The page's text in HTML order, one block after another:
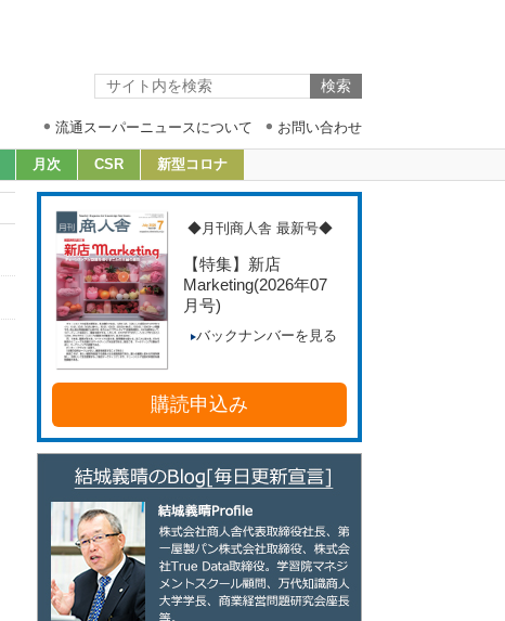
流通スーパーニュースについて お問い合わせ
月次 CSR 新型コロナ
◆月刊商人舎 最新号◆
【特集】新店
Marketing(2026年07
月号)
バックナンバーを見る
購読申込み